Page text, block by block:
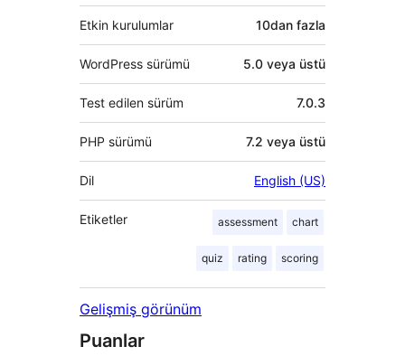
Etkin kurulumlar 10dan fazla
WordPress sürümü 5.0 veya üstü
Test edilen sürüm 7.0.3
PHP sürümü 7.2 veya üstü
Dil English (US)
Etiketler assessment chart
quiz rating scoring
Gelişmiş görünüm
Puanlar